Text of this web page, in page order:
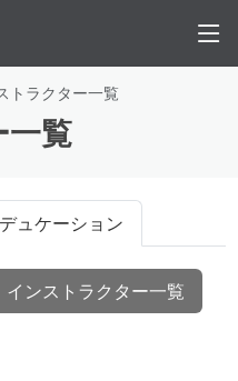
トラクター一覧
一覧
ュケーション
インストラクター一覧